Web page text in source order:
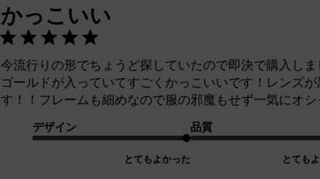
かっこいい
今流行りの形でちょうど探していたので即決で購入し
ゴールドが入っていてすごくかっこいいです！レンズ
す！！フレームも細めなので服の邪魔もせず一気にオ
デザイン
とてもよかった
品質
とても